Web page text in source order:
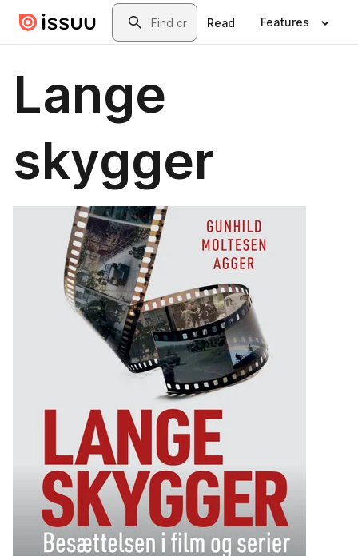
Skip to main contentSearch
Read Features
Lange
skygger